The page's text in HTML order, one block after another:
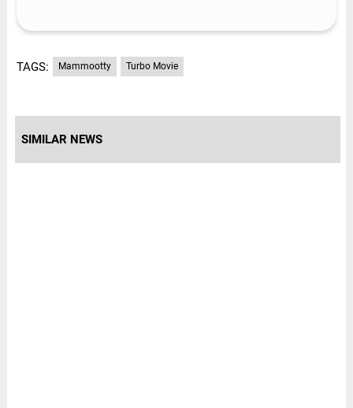
TAGS: Mammootty Turbo Movie
SIMILAR NEWS